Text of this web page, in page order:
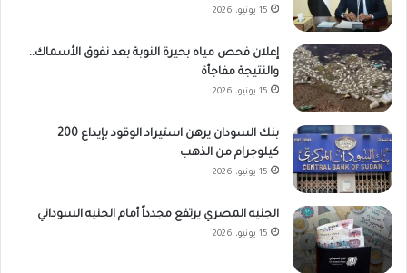
15 يونيو، 2026
إعلان فحص مياه بحيرة النوبة بعد نفوق الأسماك..
والنتيجة مفاجأة
15 يونيو، 2026
بنك السودان يرهن استيراد الوقود بإيداع 200
كيلوجرام من الذهب
15 يونيو، 2026
الجنيه المصري يرتفع مجدداً أمام الجنيه السوداني
15 يونيو، 2026